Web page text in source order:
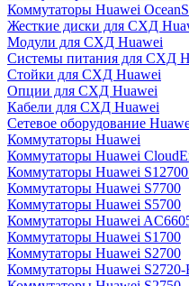
Коммутаторы Huawei
Жесткие диски для СХД
Модули для СХД Huawei
Системы питания для СХД
Стойки для СХД Huawei
Опции для СХД Huawei
Кабели для СХД Huawei
Сетевое оборудование
Коммутаторы Huawei
Коммутаторы Huawei
Коммутаторы Huawei
Коммутаторы Huawei S7700
Коммутаторы Huawei S5700
Коммутаторы Huawei
Коммутаторы Huawei S1700
Коммутаторы Huawei S2700
Коммутаторы Huawei S2720-